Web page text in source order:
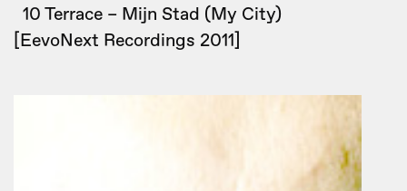
10 Terrace – Mijn Stad (My City)
[EevoNext Recordings 2011]